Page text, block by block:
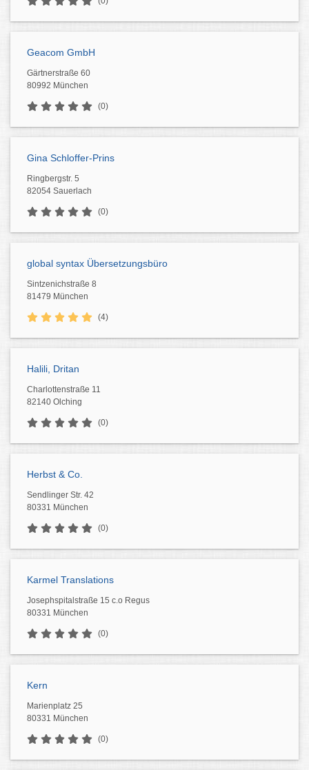
Geacom GmbH
Gärtnerstraße 60
80992 München
(0)
Gina Schloffer-Prins
Ringbergstr. 5
82054 Sauerlach
(0)
global syntax Übersetzungsbüro
Sintzenichstraße 8
81479 München
(4)
Halili, Dritan
Charlottenstraße 11
82140 Olching
(0)
Herbst & Co.
Sendlinger Str. 42
80331 München
(0)
Karmel Translations
Josephspitalstraße 15 c.o Regus
80331 München
(0)
Kern
Marienplatz 25
80331 München
(0)